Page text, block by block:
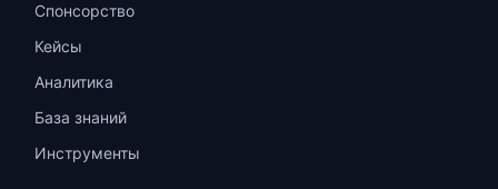
Спонсорство
Кейсы
Аналитика
База знаний
Инструменты